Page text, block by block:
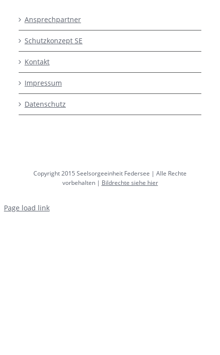
Ansprechpartner
Schutzkonzept SE
Kontakt
Impressum
Datenschutz
Copyright 2015 Seelsorgeeinheit Federsee | Alle Rechte
vorbehalten | Bildrechte siehe hier
Page load link